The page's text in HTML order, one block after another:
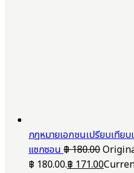
กฎหมายเอกชนเปรียบเทียบ
แซกซอน฿180.00
฿ 180.00.฿171.00